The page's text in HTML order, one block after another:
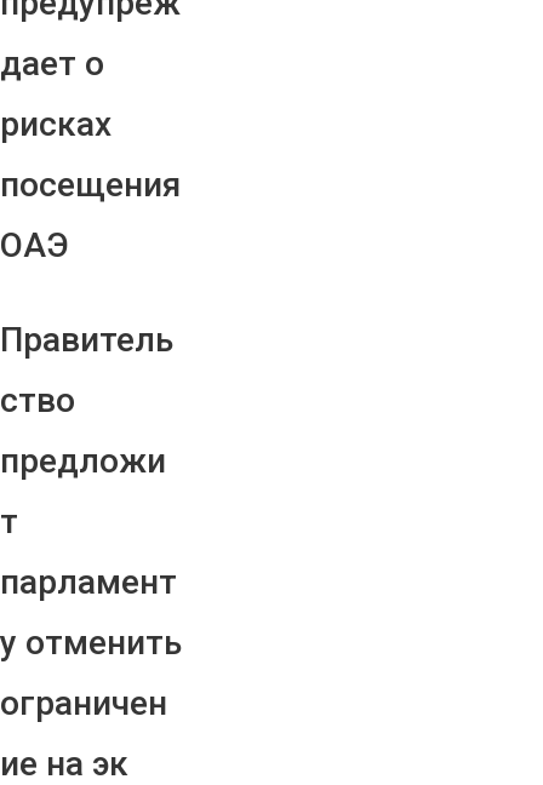
дает о
рисках
посещения
ОАЭ
Правитель
ство
предложи
т
парламент
у отменить
ограничен
ие на эк